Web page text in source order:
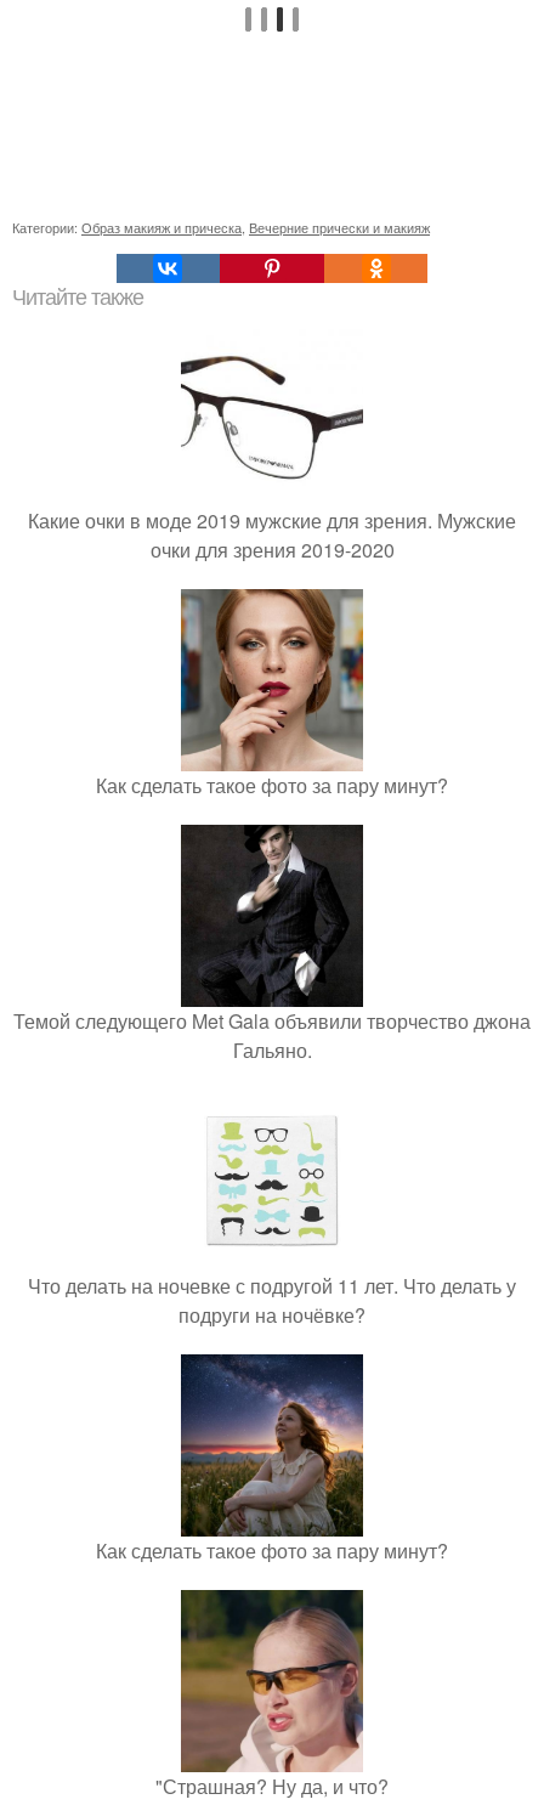
Категории: Образ макияж и прическа Вечерние прически и макияж
Читайте также
Какие очки в моде 2019 мужские для зрения. Мужские
очки для зрения 2019-2020
Как сделать такое фото за пару минут?
Темой следующего Met Gala объявили творчество джона
Гальяно.
Что делать на ночевке с подругой 11 лет. Что делать у
подруги на ночёвке?
Как сделать такое фото за пару минут?
"Страшная? Ну да, и что?